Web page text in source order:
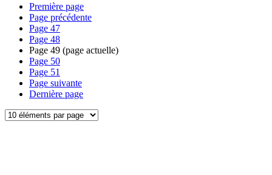
Première page
Page précédente
Page 47
Page 48
Page 49 (page actuelle)
Page 50
Page 51
Page suivante
Dernière page